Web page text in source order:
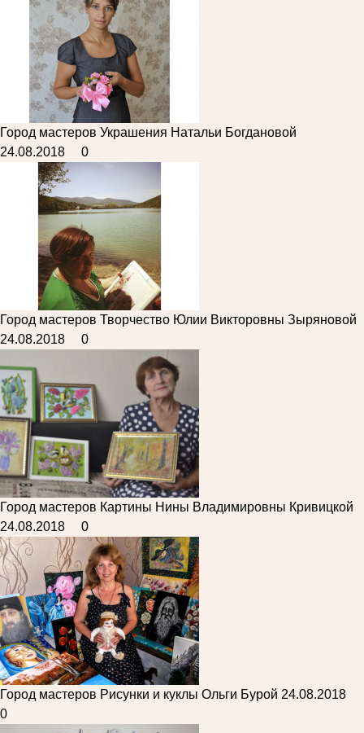
Город мастеров Украшения Натальи Богдановой
24.08.2018
0
Город мастеров Творчество Юлии Викторовны Зыряновой
24.08.2018
0
Город мастеров Картины Нины Владимировны Кривицкой
24.08.2018
0
Город мастеров Рисунки и куклы Ольги Бурой 24.08.2018
0